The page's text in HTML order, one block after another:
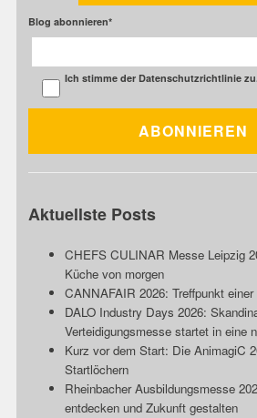
Blog abonnieren*
Ich stimme der Datenschutzrichtlinie
Aktuellste Posts
CHEFS CULINAR Messe Leipzig
Küche von morgen
CANNAFAIR 2026: Treffpunkt
DALO Industry Days 2026:
Verteidigungsmesse startet in eine
Kurz vor dem Start: Die AnimagiC
Startlöchern
Rheinbacher Ausbildungsmesse
entdecken und Zukunft gestalten